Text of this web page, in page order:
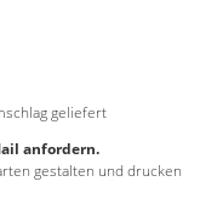
geliefert
anfordern.
gestalten und drucken